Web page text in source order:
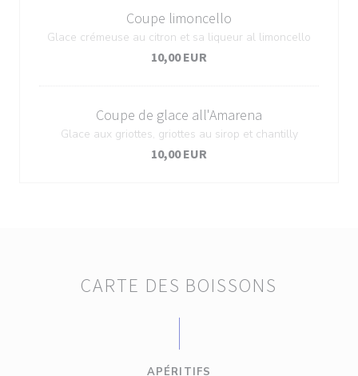
Coupe limoncello
Glace crémeuse au citron et sa liqueur al limoncello
10,00 EUR
Coupe de glace all'Amarena
Glace aux griottes, griottes au sirop et chantilly
10,00 EUR
CARTE DES BOISSONS
APÉRITIFS